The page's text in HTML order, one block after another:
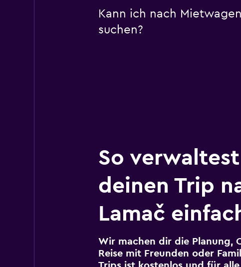
Kann ich nach
suchen?
So
deinen Trip
Lamač
Wir machen dir die Planung,
Reise mit Freunden oder